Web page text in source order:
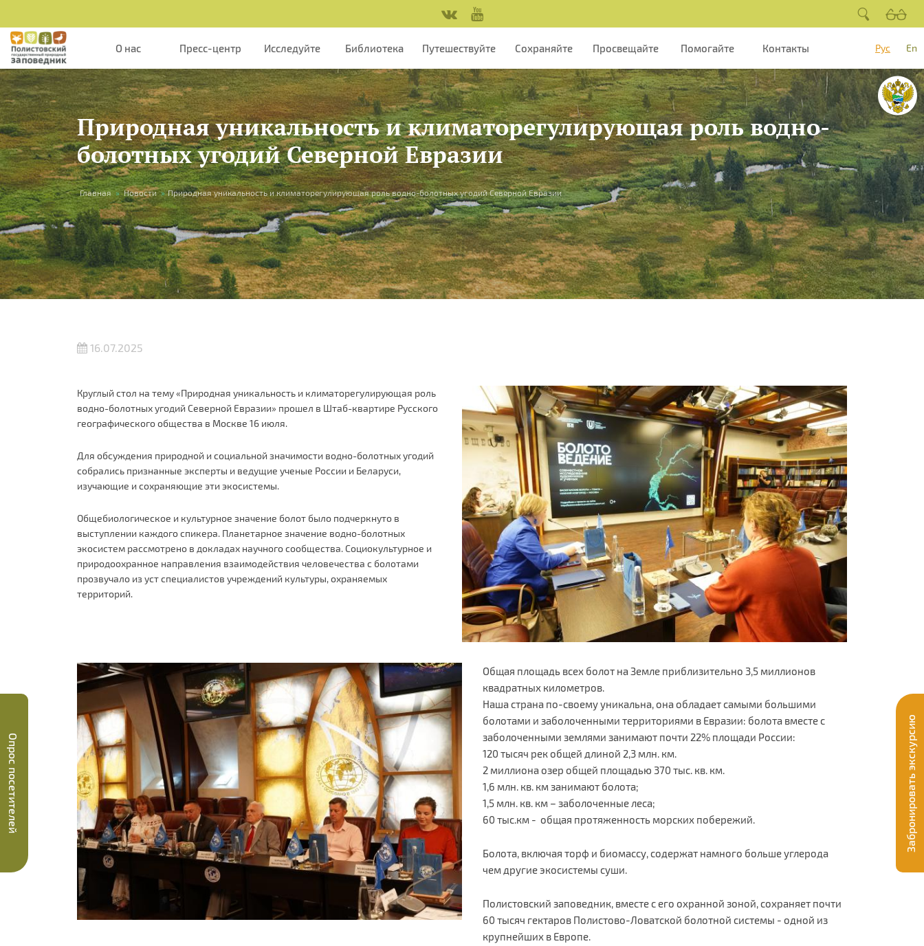
О нас Пресс-центр Исследуйте Библиотека Путешествуйте Сохраняйте Просвещайте Помогайте Контакты Рус En
Природная уникальность и климаторегулирующая роль водно-
болотных угодий Северной Евразии
Вы здесь
Главная » Новости » Природная уникальность и климаторегулирующая роль водно-болотных угодий Северной Евразии
16.07.2025
Круглый стол на тему «Природная уникальность и климаторегулирующая роль
водно-болотных угодий Северной Евразии» прошел в Штаб-квартире Русского
географического общества в Москве 16 июля.
Для обсуждения природной и социальной значимости водно-болотных угодий
собрались признанные эксперты и ведущие ученые России и Беларуси,
изучающие и сохраняющие эти экосистемы.
Общебиологическое и культурное значение болот было подчеркнуто в
выступлении каждого спикера. Планетарное значение водно-болотных
экосистем рассмотрено в докладах научного сообщества. Социокультурное и
природоохранное направления взаимодействия человечества с болотами
прозвучало из уст специалистов учреждений культуры, охраняемых
территорий.
Общая площадь всех болот на Земле приблизительно 3,5 миллионов
квадратных километров.
Наша страна по-своему уникальна, она обладает самыми большими
болотами и заболоченными территориями в Евразии: болота вместе с
заболоченными землями занимают почти 22% площади России:
120 тысяч рек общей длиной 2,3 млн. км.
2 миллиона озер общей площадью 370 тыс. кв. км.
1,6 млн. кв. км занимают болота;
1,5 млн. кв. км – заболоченные леса;
60 тыс.км - общая протяженность морских побережий.
Болота, включая торф и биомассу, содержат намного больше углерода
чем другие экосистемы суши.
Полистовский заповедник, вместе с его охранной зоной, сохраняет почти
60 тысяч гектаров Полистово-Ловатской болотной системы - одной из
крупнейших в Европе.
Забронировать экскурсию
Опрос посетителей